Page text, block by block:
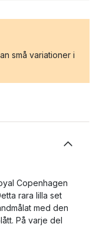
små variationer i
Copenhagen
rara lilla set
med den
På varje del